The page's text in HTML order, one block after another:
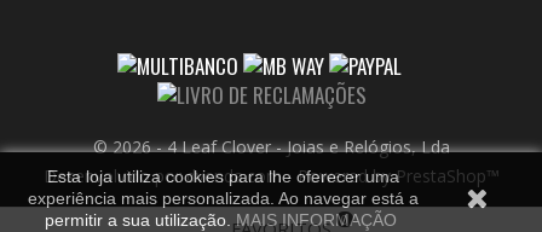
0
Esta loja utiliza cookies para lhe oferecer uma
experiência mais personalizada. Ao navegar está a
permitir a sua utilização.MAIS INFORMAÇÃO
© 2026 - 4 Leaf Clover - Joias e Relógios, Lda
Desenvolvido por dvenda.com-Powered by PrestaShop™
...